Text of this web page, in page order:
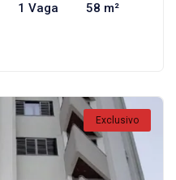
1 Vaga 58 m²
Exclusivo